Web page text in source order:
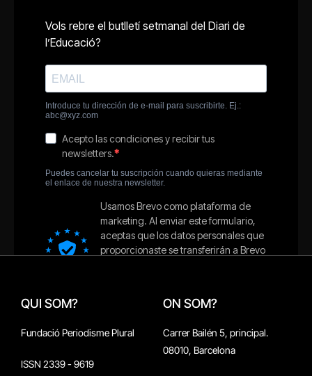
QUI SOM?
Fundació Periodisme Plural
ISSN 2339 - 9619
ON SOM?
Carrer Bailén 5, principal.
08010, Barcelona